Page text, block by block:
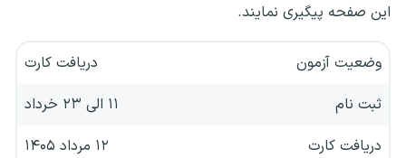
این صفحه پیگیری نمایند.
وضعیت آزمون
دریافت کارت
ثبت نام
۱۱ الی ۲۳ خرداد
دریافت کارت
۱۲ مرداد ۱۴۰۵